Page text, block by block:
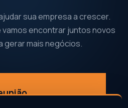
sua empresa a crescer.
encontrar juntos novos
gerar mais negócios.
↗